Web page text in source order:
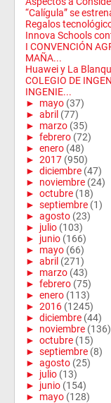
“Calígula” se
Regalos
Innova Schools
I CONVENCIÓN
MAÑA...
Huawei y La
COLEGIO DE
INGENIE...
► mayo (37)
► abril (77)
► marzo (35)
► febrero (72)
► enero (48)
► 2017 (950)
► diciembre (47)
► noviembre (24)
► octubre (18)
► septiembre (1)
► agosto (23)
► julio (103)
► junio (166)
► mayo (66)
► abril (271)
► marzo (43)
► febrero (75)
► enero (113)
► 2016 (1245)
► diciembre (44)
► noviembre (136)
► octubre (15)
► septiembre (8)
► agosto (25)
► julio (13)
► junio (154)
► mayo (128)